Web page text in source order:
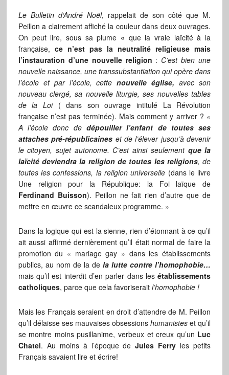
Le Bulletin d‘André Noël, rappelait de son côté que M.
Peillon a clairement affiché la couleur dans deux ouvrages.
On peut lire, sous sa plume « que la vraie laïcité à la
française, ce n’est pas la neutralité religieuse mais
l’instauration d’une nouvelle religion : C’est bien une
nouvelle naissance, une transsubstantiation qui opère dans
l’école et par l’école, cettenouvelle église,avec son
nouveau clergé, sa nouvelle liturgie, ses nouvellestables
de la Loi ( dans son ouvrage intitulé La Révolution
française n’est pas terminée). Mais comment y arriver ? «
A l’école donc de dépouiller l’enfant de toutes ses
attaches pré-républicaines et de l’élever jusqu’à devenir
le citoyen, sujet autonome. C’est ainsi seulement que la
laïcité deviendra la religion de toutes les religions, de
toutes les confessions, la religion universelle (dans le livre
Une religion pour la République: la Foi laïque de
Ferdinand Buisson). Peillon ne fait rien d’autre que de
mettre en œuvre ce scandaleux programme. »
Dans la logique qui est la sienne, rien d’étonnant à ce qu’il
ait aussi affirmé dernièrement qu’il était normal de faire la
promotion du « mariage gay » dans les établissements
publics, au nom de la dela lutte contre l’homophobie…
mais qu’il est interdit d’en parler dans lesétablissements
catholiques, parce que cela favoriseraitl’homophobie !
Mais les Français seraient en droit d’attendre de M. Peillon
qu’il délaisse ses mauvaises obsessionshumanistes et qu’il
se montre moins pusillanime, verbeux et creux qu’un Luc
Chatel. Au moins à l’époque deJules Ferry les petits
Français savaient lire et écrire!